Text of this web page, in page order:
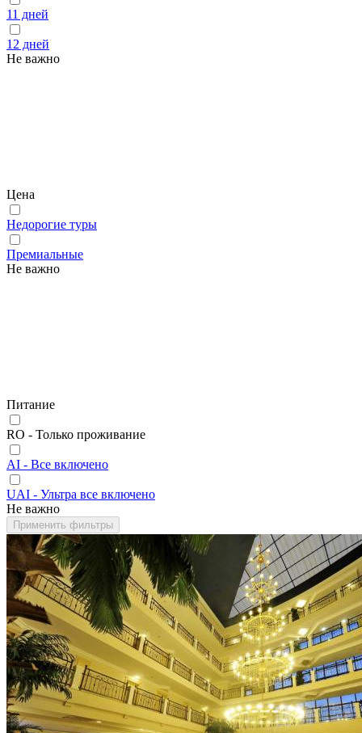
11 дней
12 дней
Не важно
Цена
Недорогие туры
Премиальные
Не важно
Питание
RO - Только проживание
AI - Все включено
UAI - Ультра все включено
Не важно
Применить фильтры